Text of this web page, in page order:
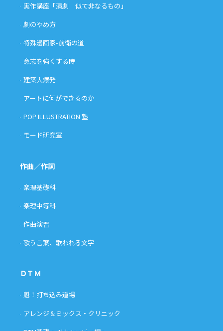
実作講座「演劇 似て非なるもの」
劇のやめ方
特殊漫画家-前衛の道
意志を強くする時
建築大爆発
アートに何ができるのか
POP ILLUSTRATION 塾
モード研究室
作曲／作詞
楽理基礎科
楽理中等科
作曲演習
歌う言葉、歌われる文字
ＤＴＭ
魁！打ち込み道場
アレンジ＆ミックス・クリニック